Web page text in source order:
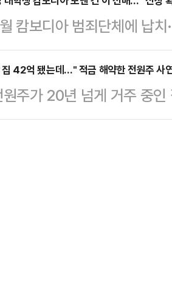
. 이들은 변씨가 자신들이
작을 일으켜 사망했으며 이
신 발견 …
카와 2013년 사별했다.
년 65세의 나이에 루게릭
어학자인 루 옌잉 박사와
박사와 루 박사와의 나이
캄보디아 범죄단체에 납
로 보냈다는 의심을 받는
있다.지난 20일부터 각
모씨의 정보가 확산했다.
무리한 것으로, 캡처본에
42억 됐는데…" 적금 해약한 전원주 사
원주가 20년 넘게 거주 중
자신의 개인 채널에 게재